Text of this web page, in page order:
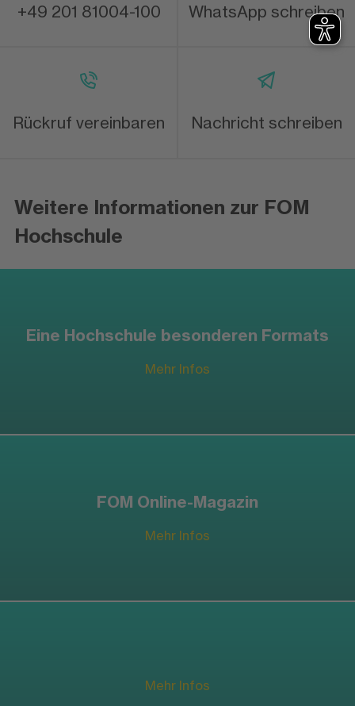
+49 201 81004-100 WhatsApp schreiben
Rückruf vereinbaren Nachricht schreiben
Weitere Informationen zur FOM
Hochschule
Eine Hochschule besonderen Formats
Mehr Infos
FOM Online-Magazin
Mehr Infos
Mehr Infos